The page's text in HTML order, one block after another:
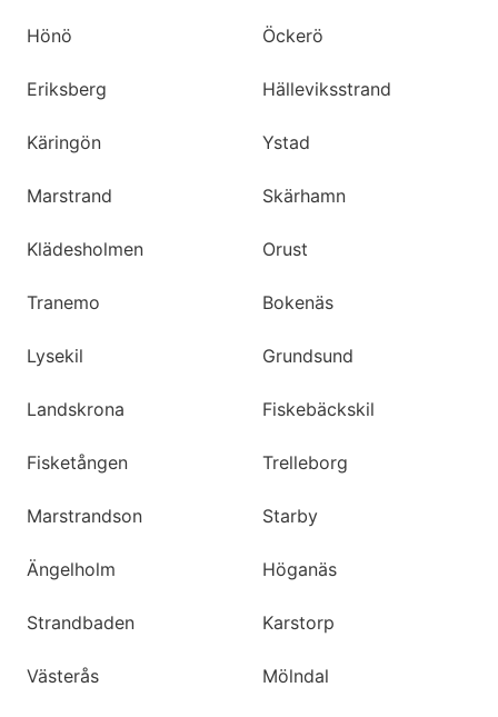
Hönö Öckerö
Eriksberg Hälleviksstrand
Käringön Ystad
Marstrand Skärhamn
Klädesholmen Orust
Tranemo Bokenäs
Lysekil Grundsund
Landskrona Fiskebäckskil
Fisketången Trelleborg
Marstrandson Starby
Ängelholm Höganäs
Strandbaden Karstorp
Västerås Mölndal